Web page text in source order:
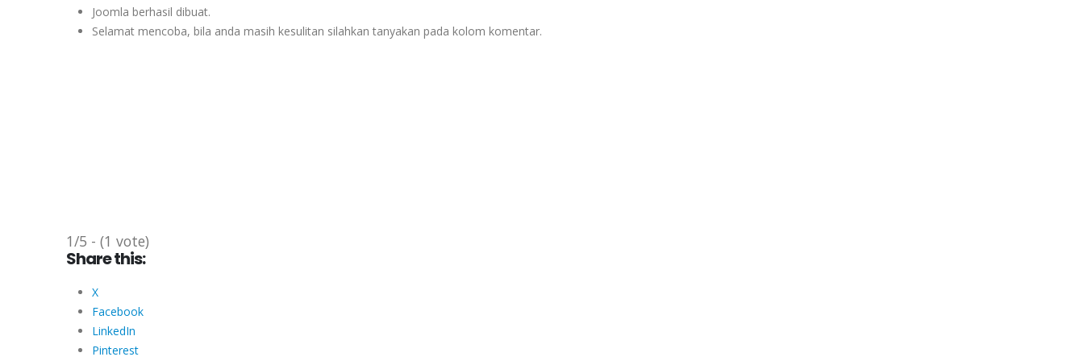
Joomla berhasil dibuat.
Selamat mencoba, bila anda masih kesulitan silahkan tanyakan pada kolom komentar.
1/5 - (1 vote)
Share this:
X
Facebook
LinkedIn
Pinterest